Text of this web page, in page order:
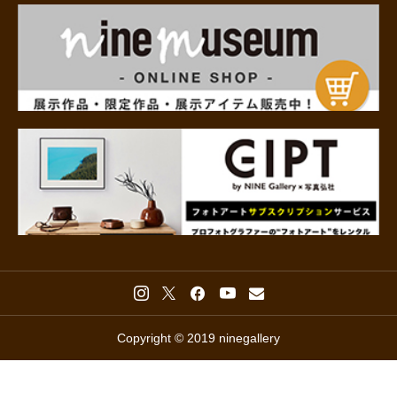
Copyright © 2019 ninegallery